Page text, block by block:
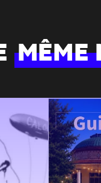
MÊME